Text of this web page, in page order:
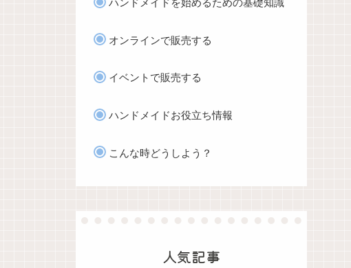
ハンドメイドを始めるための基礎知識
オンラインで販売する
イベントで販売する
ハンドメイドお役立ち情報
こんな時どうしよう？
人気記事